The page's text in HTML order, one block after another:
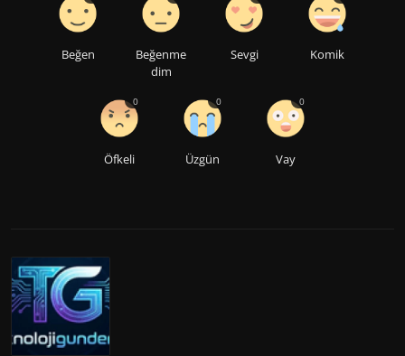
Beğen
Beğenme
dim
Sevgi Komik
Öfkeli
0
Üzgün
0
Vay
0